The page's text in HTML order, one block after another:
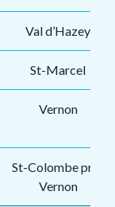
Val d’Hazey
St-Marcel
Vernon
St-Colombe près
Vernon